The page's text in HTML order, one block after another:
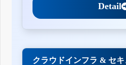
Detail
クラウドインフラ & セ